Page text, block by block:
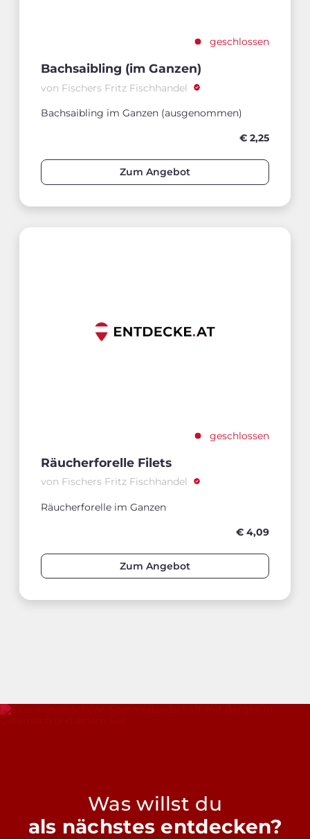
geschlossen
Bachsaibling (im Ganzen)
von Fischers Fritz Fischhandel
Bachsaibling im Ganzen (ausgenommen)
€ 2,25
Zum Angebot
geschlossen
Räucherforelle Filets
von Fischers Fritz Fischhandel
Räucherforelle im Ganzen
€ 4,09
Zum Angebot
Was willst du
als nächstes entdecken?